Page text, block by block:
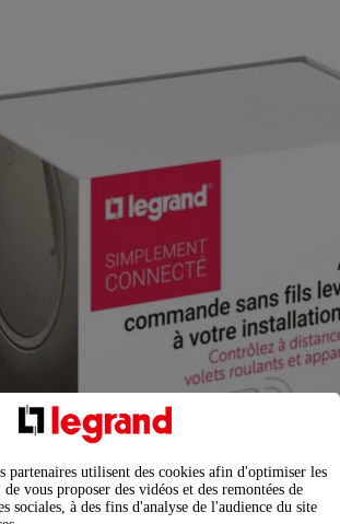
partenaires utilisent des cookies afin d'optimiser les
vous proposer des vidéos et des remontées de
sociales, à des fins d'analyse de l'audience du site